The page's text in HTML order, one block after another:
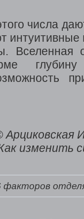
числа
интуитивные
Вселенная
Арциковская
изменить
факторов